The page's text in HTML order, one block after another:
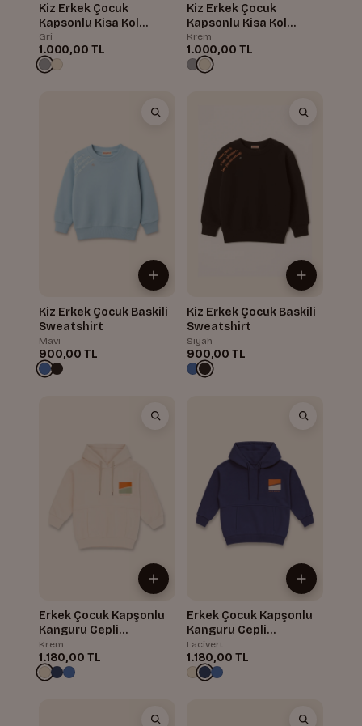
Kiz Erkek Çocuk
Kapsonlu Kisa Kol
Sweatshirt
Gri
1.000,00 TL
Kiz Erkek Çocuk
Kapsonlu Kisa Kol
Sweatshirt
Krem
1.000,00 TL
Kiz Erkek Çocuk Baskili
Sweatshirt
Mavi
900,00 TL
Kiz Erkek Çocuk Baskili
Sweatshirt
Siyah
900,00 TL
Erkek Çocuk Kapşonlu
Kanguru Cepli
Sweatshirt
Krem
1.180,00 TL
Erkek Çocuk Kapşonlu
Kanguru Cepli
Sweatshirt
Lacivert
1.180,00 TL